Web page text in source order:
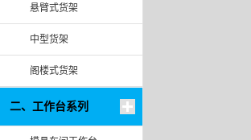
悬臂式货架
中型货架
阁楼式货架
二、工作台系列